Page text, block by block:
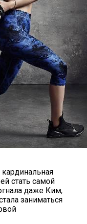
стать самой
даже Ким,
заниматься